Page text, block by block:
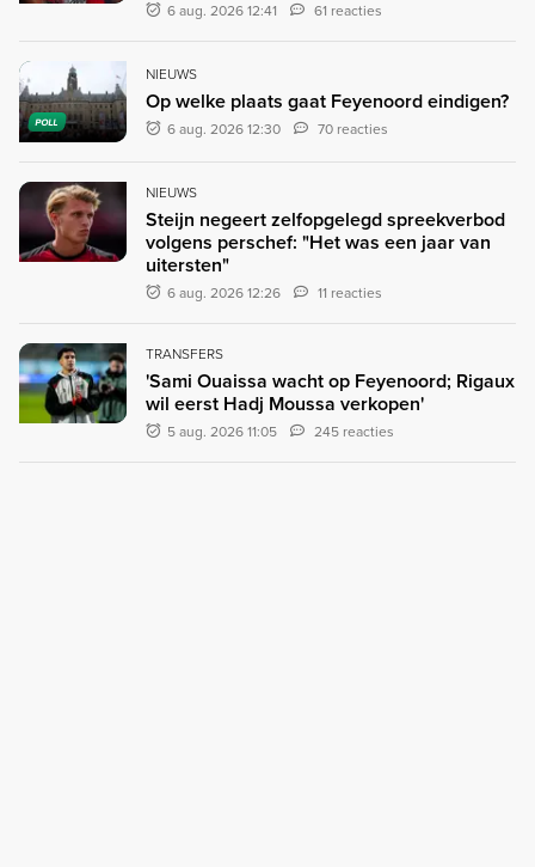
6 aug. 2026 12:41 61 reacties
POLL
NIEUWS
Op welke plaats gaat Feyenoord eindigen?
6 aug. 2026 12:30 70 reacties
NIEUWS
Steijn negeert zelfopgelegd spreekverbod
volgens perschef: "Het was een jaar van
uitersten"
6 aug. 2026 12:26 11 reacties
TRANSFERS
'Sami Ouaissa wacht op Feyenoord; Rigaux
wil eerst Hadj Moussa verkopen'
5 aug. 2026 11:05 245 reacties